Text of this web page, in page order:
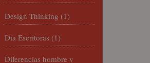
Design Thinking (1)
Día Escritoras (1)
Diferencias hombre y